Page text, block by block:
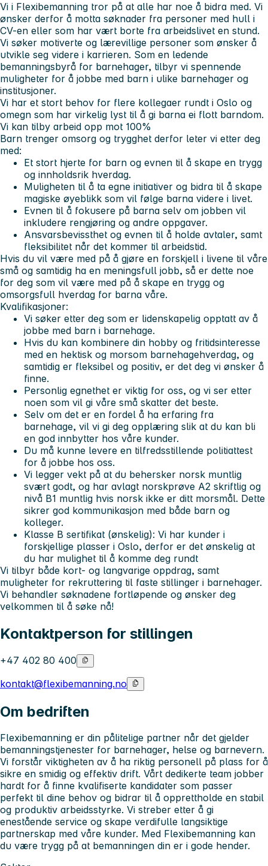
Vi i Flexibemanning tror på at alle har noe å bidra med. Vi
ønsker derfor å motta søknader fra personer med hull i
CV-en eller som har vært borte fra arbeidslivet en stund.
Vi søker motiverte og lærevillige personer som ønsker å
utvikle seg videre i karrieren. Som en ledende
bemanningsbyrå for barnehager, tilbyr vi spennende
muligheter for å jobbe med barn i ulike barnehager og
institusjoner.
Vi har et stort behov for flere kollegaer rundt i Oslo og
omegn som har virkelig lyst til å gi barna ei flott barndom.
Vi kan tilby arbeid opp mot 100%
Barn trenger omsorg og trygghet derfor leter vi etter deg
med:
Et stort hjerte for barn og evnen til å skape en trygg
og innholdsrik hverdag.
Muligheten til å ta egne initiativer og bidra til å skape
magiske øyeblikk som vil følge barna videre i livet.
Evnen til å fokusere på barna selv om jobben vil
inkludere rengjøring og andre oppgaver.
Ansvarsbevissthet og evnen til å holde avtaler, samt
fleksibilitet når det kommer til arbeidstid.
Hvis du vil være med på å gjøre en forskjell i livene til våre
små og samtidig ha en meningsfull jobb, så er dette noe
for deg som vil være med på å skape en trygg og
omsorgsfull hverdag for barna våre.
Kvalifikasjoner:
Vi søker etter deg som er lidenskapelig opptatt av å
jobbe med barn i barnehage.
Hvis du kan kombinere din hobby og fritidsinteresse
med en hektisk og morsom barnehagehverdag, og
samtidig er fleksibel og positiv, er det deg vi ønsker å
finne.
Personlig egnethet er viktig for oss, og vi ser etter
noen som vil gi våre små skatter det beste.
Selv om det er en fordel å ha erfaring fra
barnehage, vil vi gi deg opplæring slik at du kan bli
en god innbytter hos våre kunder.
Du må kunne levere en tilfredsstillende politiattest
for å jobbe hos oss.
Vi legger vekt på at du behersker norsk muntlig
svært godt, og har avlagt norskprøve A2 skriftlig og
nivå B1 muntlig hvis norsk ikke er ditt morsmål. Dette
sikrer god kommunikasjon med både barn og
kolleger.
Klasse B sertifikat (ønskelig): Vi har kunder i
forskjellige plasser i Oslo, derfor er det ønskelig at
du har mulighet til å komme deg rundt
Vi tilbyr både kort- og langvarige oppdrag, samt
muligheter for rekruttering til faste stillinger i barnehager.
Vi behandler søknadene fortløpende og ønsker deg
velkommen til å søke nå!
Kontaktperson for stillingen
+47 402 80 400
kontakt@flexibemanning.no
Om bedriften
Flexibemanning er din pålitelige partner når det gjelder
bemanningstjenester for barnehager, helse og barnevern.
Vi forstår viktigheten av å ha riktig personell på plass for å
sikre en smidig og effektiv drift. Vårt dedikerte team jobber
hardt for å finne kvalifiserte kandidater som passer
perfekt til dine behov og bidrar til å opprettholde en stabil
og produktiv arbeidsstyrke. Vi streber etter å gi
enestående service og skape verdifulle langsiktige
partnerskap med våre kunder. Med Flexibemanning kan
du være trygg på at bemanningen din er i gode hender.